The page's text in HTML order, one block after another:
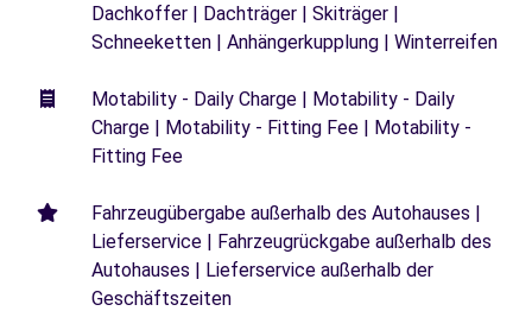
Dachkoffer | Dachträger | Skiträger |
Schneeketten | Anhängerkupplung | Winterreifen
Motability - Daily Charge | Motability - Daily
Charge | Motability - Fitting Fee | Motability -
Fitting Fee
Fahrzeugübergabe außerhalb des Autohauses |
Lieferservice | Fahrzeugrückgabe außerhalb des
Autohauses | Lieferservice außerhalb der
Geschäftszeiten